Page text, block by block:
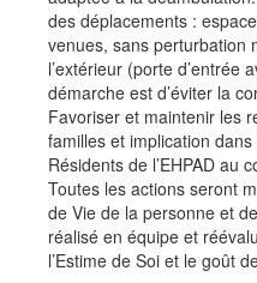
des déplacements :
venues, sans perturbation
l’extérieur (porte d’entrée
démarche est d’éviter la
Favoriser et maintenir les
familles et implication
Résidents de l’EHPAD au
Toutes les actions seront
de Vie de la personne et
réalisé en équipe et
l’Estime de Soi et le goût